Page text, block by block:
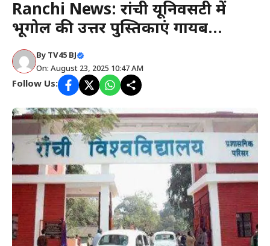
Ranchi News: रांची यूनिवर्सिटी में
भूगोल की उत्तर पुस्तिकाएं गायब…
By TV45 BJ
On: August 23, 2025 10:47 AM
Follow Us: